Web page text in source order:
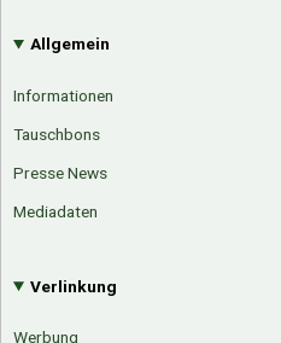
Allgemein
Informationen
Tauschbons
Presse News
Mediadaten
Verlinkung
Werbung